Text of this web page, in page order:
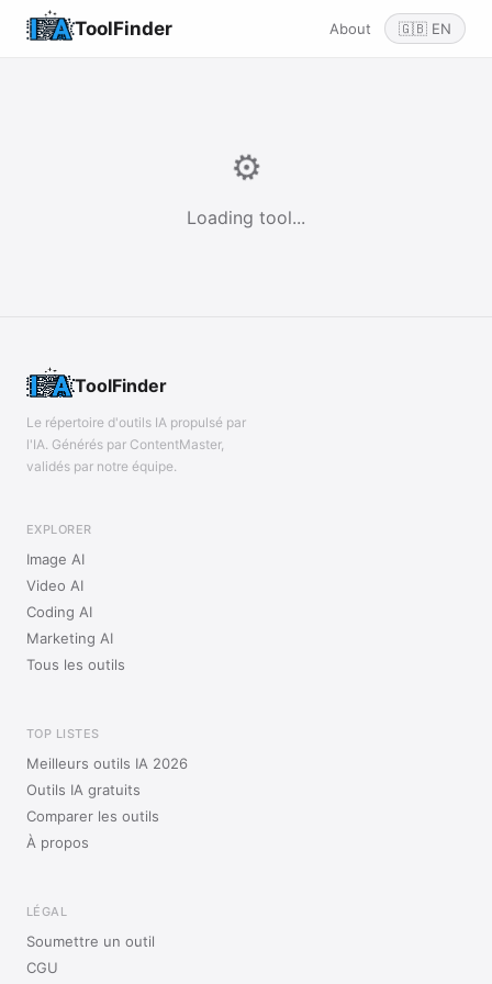
ToolFinder About 🇬🇧 EN
⚙️
Loading tool...
ToolFinder
Le répertoire d'outils IA propulsé par
l'IA. Générés par ContentMaster,
validés par notre équipe.
EXPLORER
Image AI
Video AI
Coding AI
Marketing AI
Tous les outils
TOP LISTES
Meilleurs outils IA 2026
Outils IA gratuits
Comparer les outils
À propos
LÉGAL
Soumettre un outil
CGU